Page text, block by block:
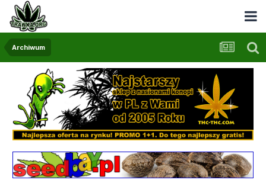
Archiwum